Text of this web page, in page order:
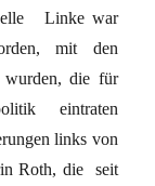
Linke war
mit den
wurden, die für
eintraten
links von
Roth, die seit